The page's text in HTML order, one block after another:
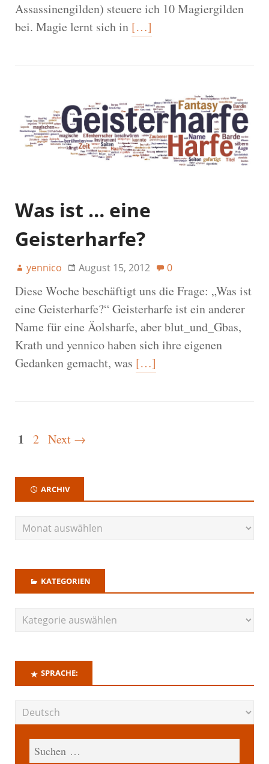
Assassinengilden) steuere ich 10 Magiergilden
bei. Magie lernt sich in […]
Was ist … eine
Geisterharfe?
yennico August 15, 2012 0
Diese Woche beschäftigt uns die Frage: „Was ist
eine Geisterharfe?“ Geisterharfe ist ein anderer
Name für eine Äolsharfe, aber blut_und_Gbas,
Krath und yennico haben sich ihre eigenen
Gedanken gemacht, was […]
1 2 Next →
ARCHIV
KATEGORIEN
SPRACHE: